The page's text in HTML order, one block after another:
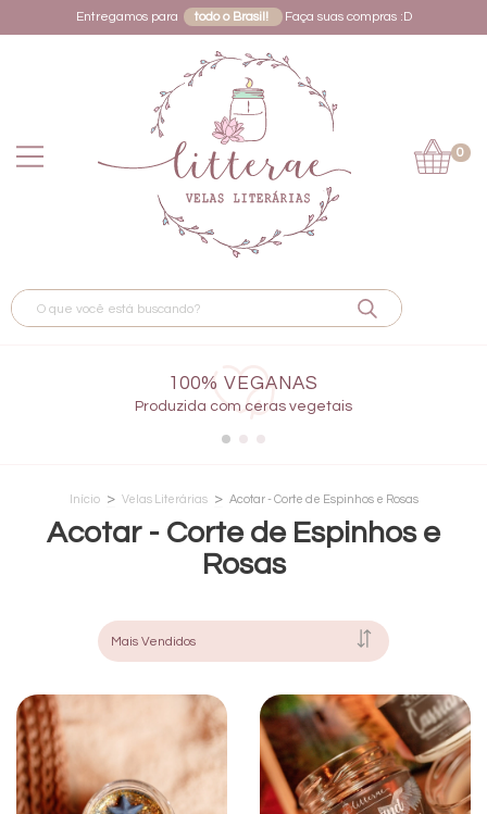
Entregamos para todo o Brasil! Faça suas compras :D
0
100% VEGANAS
Produzida com ceras vegetais
Início > Velas Literárias > Acotar - Corte de Espinhos e Rosas
Acotar - Corte de Espinhos e
Rosas